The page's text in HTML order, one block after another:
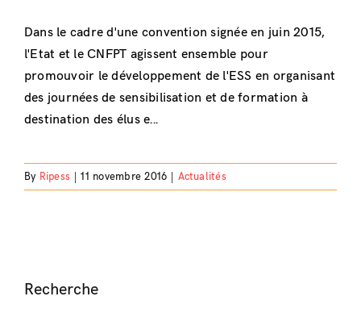
Dans le cadre d'une convention signée en juin 2015,
l'Etat et le CNFPT agissent ensemble pour
promouvoir le développement de l'ESS en organisant
des journées de sensibilisation et de formation à
destination des élus e...
By Ripess 11 novembre 2016 Actualités
Recherche